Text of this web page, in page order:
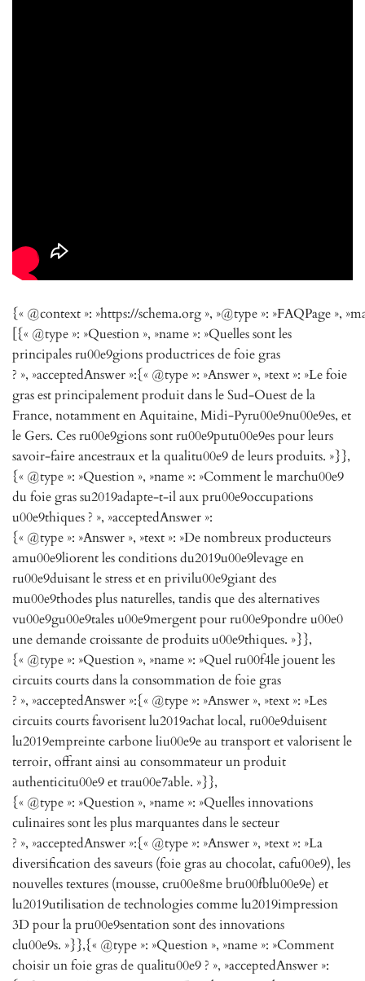
{« @context »: »https://schema.org », »@type »: »FAQPage »,
[{« @type »: »Question », »name »: »Quelles sont les
principales ru00e9gions productrices de foie gras
? », »acceptedAnswer »:{« @type »: »Answer », »text »: »Le foie
gras est principalement produit dans le Sud-Ouest de la
France, notamment en Aquitaine, Midi-Pyru00e9nu00e9es, et
le Gers. Ces ru00e9gions sont ru00e9putu00e9es pour leurs
savoir-faire ancestraux et la qualitu00e9 de leurs produits. »}},
{« @type »: »Question », »name »: »Comment le marchu00e9
du foie gras su2019adapte-t-il aux pru00e9occupations
u00e9thiques ? », »acceptedAnswer »:
{« @type »: »Answer », »text »: »De nombreux producteurs
amu00e9liorent les conditions du2019u00e9levage en
ru00e9duisant le stress et en privilu00e9giant des
mu00e9thodes plus naturelles, tandis que des alternatives
vu00e9gu00e9tales u00e9mergent pour ru00e9pondre u00e0
une demande croissante de produits u00e9thiques. »}},
{« @type »: »Question », »name »: »Quel ru00f4le jouent les
circuits courts dans la consommation de foie gras
? », »acceptedAnswer »:{« @type »: »Answer », »text »: »Les
circuits courts favorisent lu2019achat local, ru00e9duisent
lu2019empreinte carbone liu00e9e au transport et valorisent le
terroir, offrant ainsi au consommateur un produit
authenticitu00e9 et trau00e7able. »}},
{« @type »: »Question », »name »: »Quelles innovations
culinaires sont les plus marquantes dans le secteur
? », »acceptedAnswer »:{« @type »: »Answer », »text »: »La
diversification des saveurs (foie gras au chocolat, cafu00e9), les
nouvelles textures (mousse, cru00e8me bru00fblu00e9e) et
lu2019utilisation de technologies comme lu2019impression
3D pour la pru00e9sentation sont des innovations
clu00e9s. »}},{« @type »: »Question », »name »: »Comment
choisir un foie gras de qualitu00e9 ? », »acceptedAnswer »: